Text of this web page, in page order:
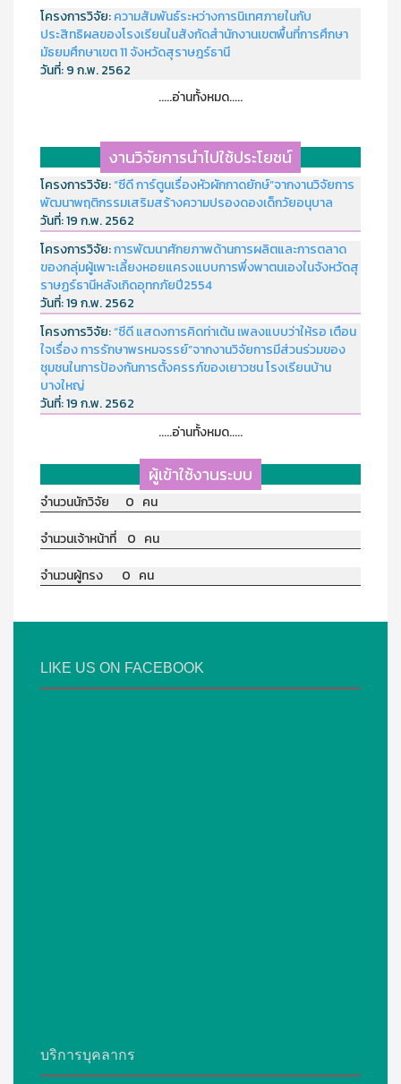
โครงการวิจัย:ความสัมพันธ์ระหว่างการนิเทศภายในกับ
ประสิทธิผลของโรงเรียนในสังกัดสำนักงานเขตพื้นที่การศึกษา
มัธยมศึกษาเขต 11 จังหวัดสุราษฎร์ธานี
วันที่:9 ก.พ. 2562
.....อ่านทั้งหมด.....
งานวิจัยการนำไปใช้ประโยชน์
โครงการวิจัย:“ซีดี การ์ตูนเรื่องหัวผักกาดยักษ์”จากงานวิจัยการ
พัฒนาพฤติกรรมเสริมสร้างความปรองดองเด็กวัยอนุบาล
วันที่:19 ก.พ. 2562
โครงการวิจัย:การพัฒนาศักยภาพด้านการผลิตและการตลาด
ของกลุ่มผู้เพาะเลี้ยงหอยแครงแบบการพึ่งพาตนเองในจังหวัดสุ
ราษฏร์ธานีหลังเกิดอุทกภัยปี2554
วันที่:19 ก.พ. 2562
โครงการวิจัย:“ซีดี แสดงการคิดท่าเต้น เพลงแบบว่าให้รอ เตือน
ใจเรื่อง การรักษาพรหมจรรย์”จากงานวิจัยการมีส่วนร่วมของ
ชุมชนในการป้องกันการตั้งครรภ์ของเยาวชน โรงเรียนบ้าน
บางใหญ่
วันที่:19 ก.พ. 2562
.....อ่านทั้งหมด.....
ผู้เข้าใช้งานระบบ
จำนวนนักวิจัย 0 คน
จำนวนเจ้าหน้าที่ 0 คน
จำนวนผู้ทรง 0 คน
LIKE US ON FACEBOOK
บริการบุคลากร